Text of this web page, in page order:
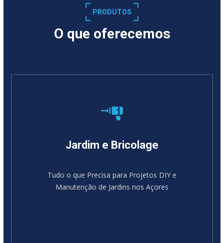
PRODUTOS
O que oferecemos
Jardim e Bricolage
Tudo o que Precisa para Projetos DIY e
Manutenção de Jardins nos Açores